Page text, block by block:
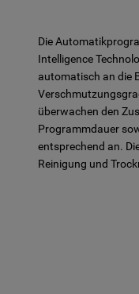
Die
Intelligence
automatisch an die
überwachen den
Programmdauer
entsprechend an.
Reinigung und